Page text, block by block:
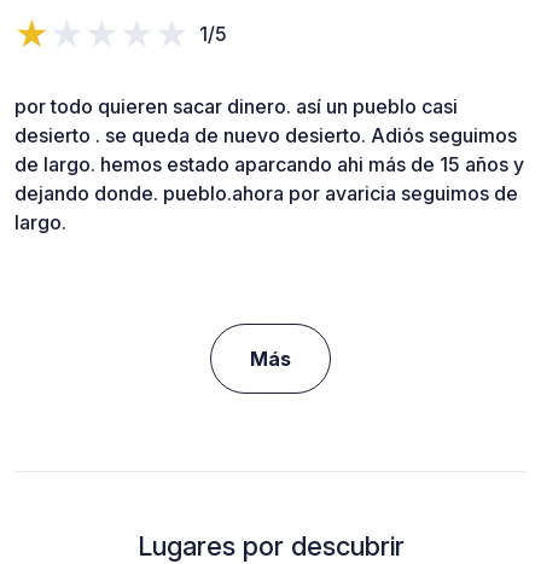
1/5
por todo quieren sacar dinero. así un pueblo casi
desierto . se queda de nuevo desierto. Adiós seguimos
de largo. hemos estado aparcando ahi más de 15 años y
dejando donde. pueblo.ahora por avaricia seguimos de
largo.
Más
Lugares por descubrir